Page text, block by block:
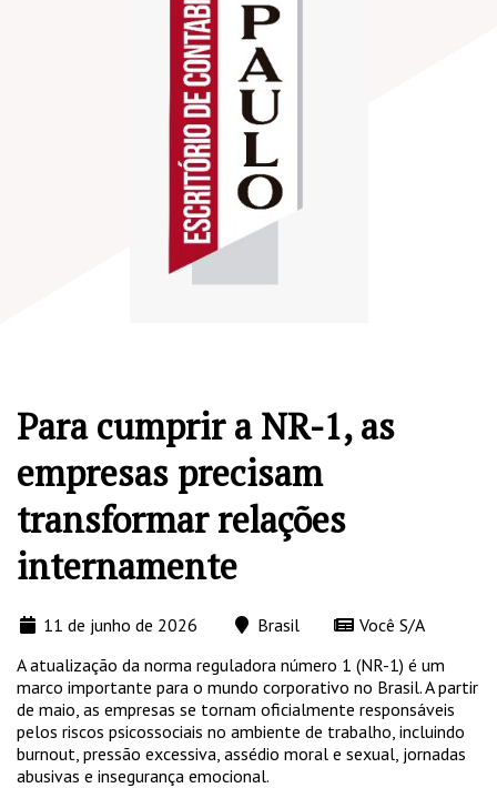
Para cumprir a NR-1, as
empresas precisam
transformar relações
internamente
11 de junho de 2026 Brasil
Você S/A
A atualização da norma reguladora número 1 (NR-1) é um
marco importante para o mundo corporativo no Brasil. A partir
de maio, as empresas se tornam oficialmente responsáveis
pelos riscos psicossociais no ambiente de trabalho, incluindo
burnout, pressão excessiva, assédio moral e sexual, jornadas
abusivas e insegurança emocional.